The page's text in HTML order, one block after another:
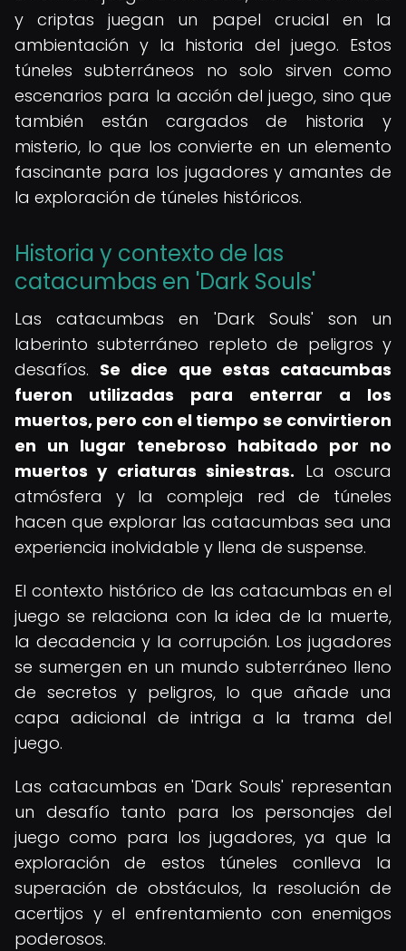
y criptas juegan un papel crucial en la
ambientación y la historia del juego. Estos
túneles subterráneos no solo sirven como
escenarios para la acción del juego, sino que
también están cargados de historia y
misterio, lo que los convierte en un elemento
fascinante para los jugadores y amantes de
la exploración de túneles históricos.
Historia y contexto de las
catacumbas en 'Dark Souls'
Las catacumbas en 'Dark Souls' son un
laberinto subterráneo repleto de peligros y
desafíos. Se dice que estas catacumbas
fueron utilizadas para enterrar a los
muertos, pero con el tiempo se convirtieron
en un lugar tenebroso habitado por no
muertos y criaturas siniestras. La oscura
atmósfera y la compleja red de túneles
hacen que explorar las catacumbas sea una
experiencia inolvidable y llena de suspense.
El contexto histórico de las catacumbas en el
juego se relaciona con la idea de la muerte,
la decadencia y la corrupción. Los jugadores
se sumergen en un mundo subterráneo lleno
de secretos y peligros, lo que añade una
capa adicional de intriga a la trama del
juego.
Las catacumbas en 'Dark Souls' representan
un desafío tanto para los personajes del
juego como para los jugadores, ya que la
exploración de estos túneles conlleva la
superación de obstáculos, la resolución de
acertijos y el enfrentamiento con enemigos
poderosos.